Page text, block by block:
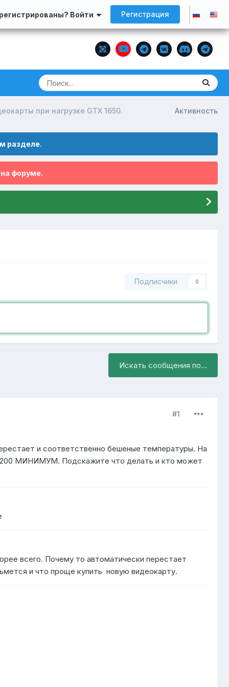
Войти Регистрация
Активность
при нагрузке GTX 1650.
разделе.
форуме.
Подписчики 0
Искать сообщения по...
#1
и соответственно бешеные температуры. На
200 МИНИМУМ. Подскажите что делать и кто может
всего. Почему то автоматически перестает
и что проще купить новую видеокарту.